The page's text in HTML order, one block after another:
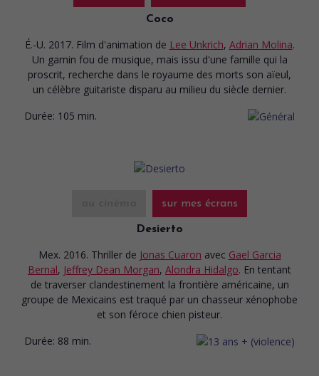
Coco
É.-U. 2017. Film d'animation de Lee Unkrich, Adrian Molina.
Un gamin fou de musique, mais issu d'une famille qui la
proscrit, recherche dans le royaume des morts son aïeul,
un célèbre guitariste disparu au milieu du siècle dernier.
Durée: 105 min.
sur mes écrans
Desierto
Mex. 2016. Thriller de Jonas Cuaron avec Gael Garcia
Bernal, Jeffrey Dean Morgan, Alondra Hidalgo. En tentant
de traverser clandestinement la frontière américaine, un
groupe de Mexicains est traqué par un chasseur xénophobe
et son féroce chien pisteur.
Durée: 88 min.